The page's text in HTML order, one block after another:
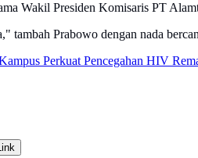
Wakil Presiden Komisaris PT
tambah Prabowo dengan nada
Perkuat Pencegahan HIV